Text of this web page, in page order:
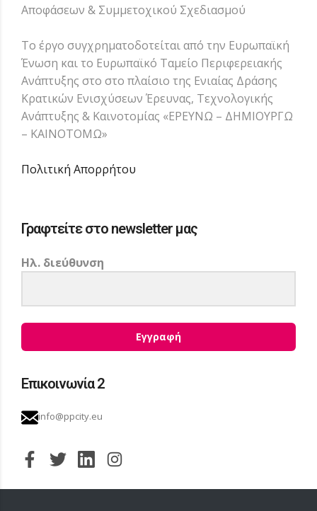
Αποφάσεων & Συμμετοχικού Σχεδιασμού
Το έργο συγχρηματοδοτείται από την Ευρωπαϊκή
Ένωση και το Ευρωπαϊκό Ταμείο Περιφερειακής
Ανάπτυξης στο στο πλαίσιο της Ενιαίας Δράσης
Κρατικών Ενισχύσεων Έρευνας, Τεχνολογικής
Ανάπτυξης & Καινοτομίας «ΕΡΕΥΝΩ – ΔΗΜΙΟΥΡΓΩ
– ΚΑΙΝΟΤΟΜΩ»
Πολιτική Απορρήτου
Γραφτείτε στο newsletter μας
Ηλ. διεύθυνση
Εγγραφή
Επικοινωνία 2
info@ppcity.eu